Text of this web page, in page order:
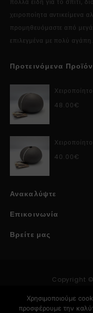
χειροποίητα αντικείμενα
προμηθευόμαστε από
επιλεγμένα με πολύ αγάπη.
Προτεινόμενα
48.00€
40.00€
Ανακαλύψτε
Επικοινωνία
Βρείτε μας
Copyright
Χρησιμοποιούμε
προσφέρουμε την